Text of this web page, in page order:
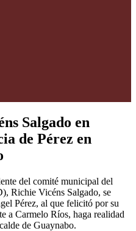
Salgado en
de Pérez en
del comité municipal del
Richie Vicéns Salgado, se
Pérez, al que felicitó por su
a Carmelo Ríos, haga realidad
de Guaynabo.